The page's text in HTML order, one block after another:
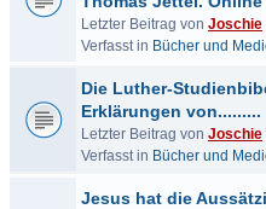
Letzter Beitrag von Joschie
Verfasst in Bücher und
Die Luther-
Erklärungen von.........
Letzter Beitrag von Joschie
Verfasst in Bücher und
Jesus hat die